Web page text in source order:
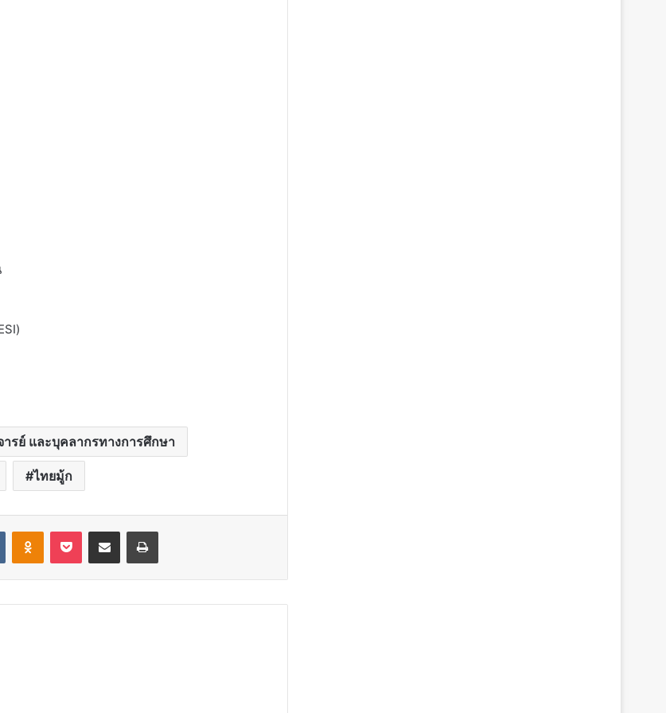
รย์ และบุคลากรทางการศึกษา
ไทยมู้ก
VKontakteOdnoklassniki
Pocket Share via Email Print